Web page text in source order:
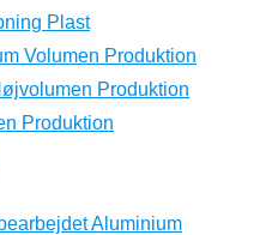
Plast
Volumen Produktion
Produktion
Produktion
Aluminium